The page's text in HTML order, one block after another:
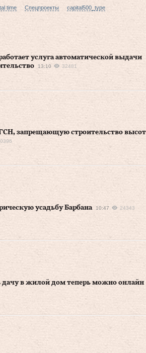
time Спецпроекты capital500_type
услуга автоматической выдачи
13:10 32481
запрещающую строительство
усадьбу Барбана
10:47 24343
дачу в жилой дом теперь можно онлайн